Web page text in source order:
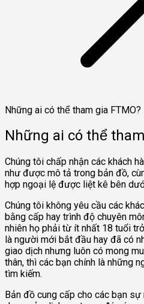
Những ai có thể tham gia FTMO?
Những ai có thể
Chúng tôi chấp nhận các khách
như được mô tả trong bản đồ,
hợp ngoại lệ được liệt kê bên
Chúng tôi không yêu cầu các
bằng cấp hay trình độ chuyên
nhiên họ phải từ ít nhất 18 tuổi
là người mới bắt đầu hay đã có
giao dịch nhưng luôn có mong
thân, thì các bạn chính là những
tìm kiếm.
Bản đồ cung cấp cho các bạn